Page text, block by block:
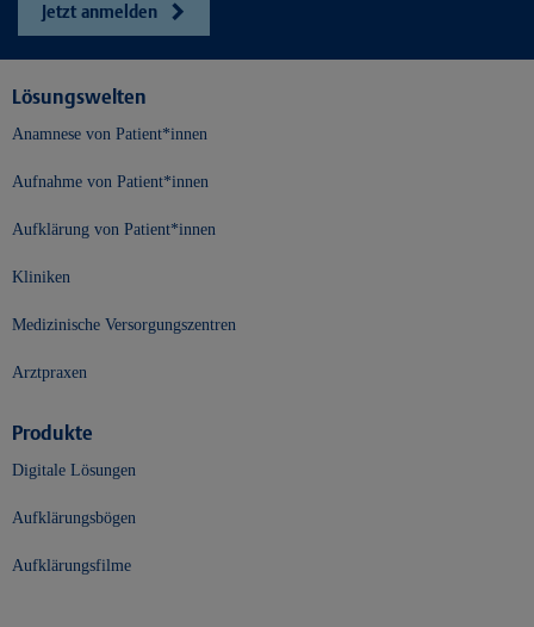
Jetzt anmelden
Lösungswelten
Anamnese von Patient*innen
Aufnahme von Patient*innen
Aufklärung von Patient*innen
Kliniken
Medizinische Versorgungszentren
Arztpraxen
Produkte
Digitale Lösungen
Aufklärungsbögen
Aufklärungsfilme